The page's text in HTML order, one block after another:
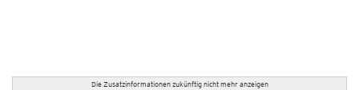
Die Zusatzinformationen zukünftig nicht mehr anzeigen